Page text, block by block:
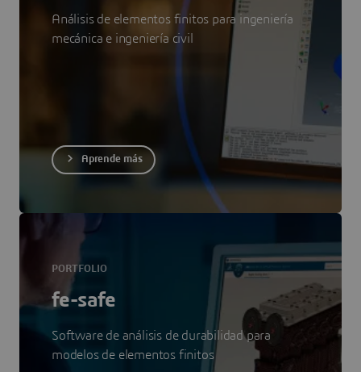
Análisis de elementos finitos para ingeniería
mecánica e ingeniería civil
Aprende más
PORTFOLIO
fe-safe
Software de análisis de durabilidad para
modelos de elementos finitos